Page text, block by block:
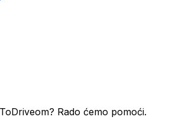
Rado ćemo pomoći.